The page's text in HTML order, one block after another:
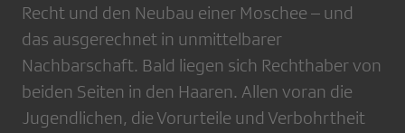
Recht und den Neubau einer Moschee – und
das ausgerechnet in unmittelbarer
Nachbarschaft. Bald liegen sich Rechthaber von
beiden Seiten in den Haaren. Allen voran die
Jugendlichen, die Vorurteile und Verbohrtheit